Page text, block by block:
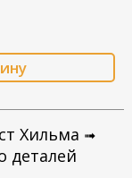
Хильма ➟
деталей